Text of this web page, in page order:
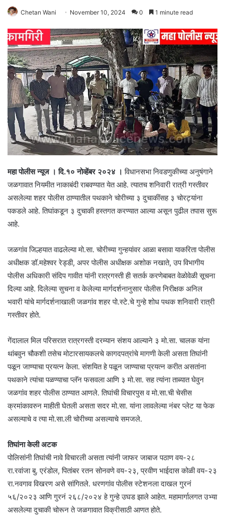
Chetan Wani November 10, 2024 0 1 minute read
महा पोलीस न्यूज । दि.१० नोव्हेंबर २०२४ । विधानसभा निवडणुकीच्या अनुषंगाने
जळगावात नियमीत नाकाबंदी राबवण्यात येत आहे. त्यातच शनिवारी रात्री गस्तीवर
असलेल्या शहर पोलीस ठाण्यातील पथकाने चोरीच्या ३ दुचाकींसह ३ चोरट्यांना
पकडले आहे. तिघांकडून ३ दुचाकी हस्तगत करण्यात आल्या असून पुढील तपास सुरू
आहे.
जळगांव जिल्हयात वाढलेल्या मो.सा. चोरीच्या गुन्हयांवर आळा बसावा याकरिता पोलीस
अधीक्षक डॉ.महेश्वर रेड्डी, अपर पोलीस अधीक्षक अशोक नखाते, उप विभागीय
पोलीस अधिकारी संदिप गावीत यांनी रात्रगस्ती ही सतर्क करणेबाबत वेळोवेळी सूचना
दिल्या आहे. दिलेल्या सुचना व केलेल्या मार्गदर्शनानुसार पोलीस निरीक्षक अनिल
भवारी यांचे मार्गदर्शनाखाली जळगांव शहर पो.स्टे.चे गुन्हे शोध पथक शनिवारी रात्री
गस्तीवर होते.
गेंदालाल मिल परिसरात रात्रगस्ती दरम्यान संशय आल्याने ३ मो.सा. चालक यांना
थांबवुन चौकशी तसेच मोटारसायकलचे कागदपत्रांचे मागणी केली असता तिघांनी
पळून जाण्याचा प्रयत्न केला. संशयित हे पळून जाण्याचा प्रयत्न करीत असतांना
पथकाने त्यांचा पळण्याचा प्लॅन फसवला आणि ३ मो.सा. सह त्यांना ताब्यात घेवुन
जळगांव शहर पोलीस ठाण्यात आणले. तिघांची विचारपुस व मो.सा.ची चेसीस
क्रमांकावरुन माहीती घेतली असता सदर मो.सा. यांना लावलेल्या नंबर प्लेट या फेक
असल्याचे व त्या मो.सा.ली चोरीच्या असल्याचे समजले.
तिघांना केली अटक
पोलिसांनी तिघांची नावे विचारली असता त्यांनी जाफर जाबाज पठाण वय-२८
रा.रवांजा बु. एरंडोल, पितांबर रतन सोनवणे वय-२३, प्रवीण भाईदास कोळी वय-२३
रा.नवगाव विखरण असे सांगितले. धरणगांव पोलीस स्टेशनला दाखल गुरनं
५६/२०२३ आणि गुरनं २६८/२०२४ हे गुन्हे उघड झाले आहेत. महामार्गालगत उभ्या
असलेल्या दुचाकी चोरून ते जळगावात विक्रीसाठी आणत होते.